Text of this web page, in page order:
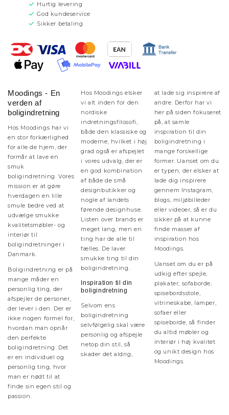
Hurtig levering
God kundeservice
Sikker betaling
Moodings - En
verden af
boligindretning
Hos Moodings har vi
en stor forkærlighed
for alle de hjem, der
formår at lave en
smuk
boligindretning. Vores
mission er at gøre
hverdagen en lille
smule bedre ved at
udvælge smukke
kvalitetsmøbler- og
interiør til
boligindretninger i
Danmark.
Boligindretning er på
mange måder en
personlig ting, der
afspejler de personer,
der lever i den. Der er
ikke nogen formel for,
hvordan man opnår
den perfekte
boligindretning. Det
er en individuel og
personlig ting, hvor
man er nødt til at
finde sin egen stil og
passion.
Hos Moodings elsker
vi alt inden for den
nordiske
indretningsfilosofi,
både den klassiske og
moderne, hvilket i høj
grad også er afspejlet
i vores udvalg, der er
en god kombination
af både de små
designbutikker og
nogle af landets
førende designhuse.
Listen over brands er
meget lang, men en
ting har de alle til
fælles. De laver
smukke ting til din
boligindretning.
Inspiration til din
boligindretning
Selvom ens
boligindretning
selvfølgelig skal være
personlig og afspejle
netop din stil, så
skader det aldrig,
at lade sig inspirere af
andre. Derfor har vi
her på siden fokuseret
på, at samle
inspiration til din
boligindretning i
mange forskellige
former. Uanset om du
er typen, der elsker at
lade dig inspirere
gennem Instagram,
blogs, miljøbilleder
eller videoer, så er du
sikker på at kunne
finde masser af
inspiration hos
Moodings.
Uanset om du er på
udkig efter spejle,
plakater, sofaborde,
spisebordsstole,
vitrineskabe, lamper,
sofaer eller
spiseborde, så finder
du altid møbler og
interiør i høj kvalitet
og unikt design hos
Moodings.